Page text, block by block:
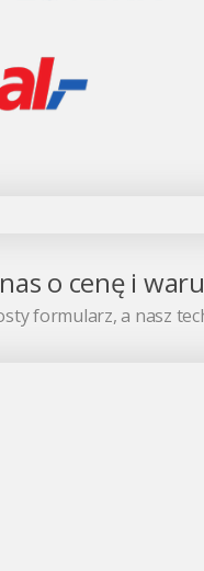
o cenę i
formularz, a nasz